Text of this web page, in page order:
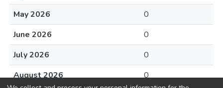
May 2026
0
June 2026
0
July 2026
0
August 2026
0